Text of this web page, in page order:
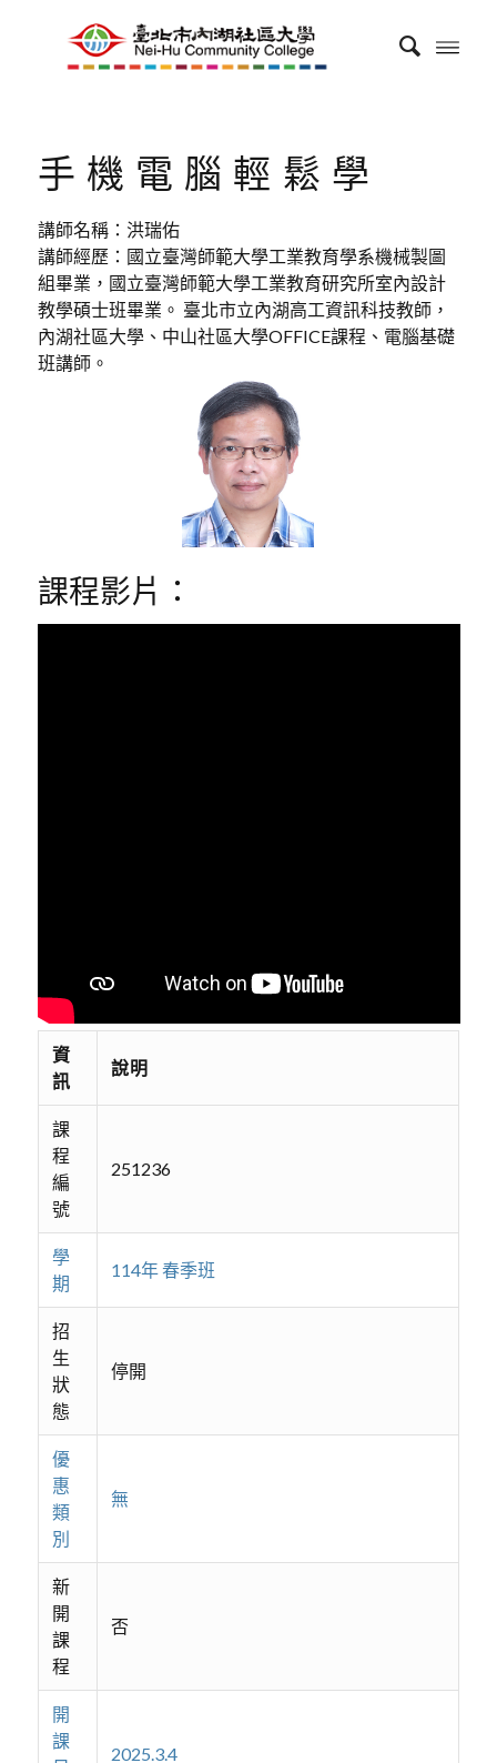
手機電腦輕鬆學
講師名稱：洪瑞佑
講師經歷：國立臺灣師範大學工業教育學系機械製圖
組畢業，國立臺灣師範大學工業教育研究所室內設計
教學碩士班畢業。 臺北市立內湖高工資訊科技教師，
內湖社區大學、中山社區大學OFFICE課程、電腦基礎
班講師。
課程影片：
資
訊
說明
課
程
編
號
251236
學
期
114年 春季班
招
生
狀
態
停開
優
惠
類
別
無
新
開
課
程
否
開
課
2025.3.4